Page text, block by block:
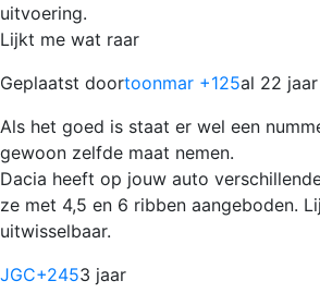
uitvoering.
Lijkt me wat raar
Geplaatst doortoonmar +125al 22
Als het goed is staat er wel een
gewoon zelfde maat nemen.
Dacia heeft op jouw auto
ze met 4,5 en 6 ribben aangeboden.
uitwisselbaar.
JGC+2453 jaar